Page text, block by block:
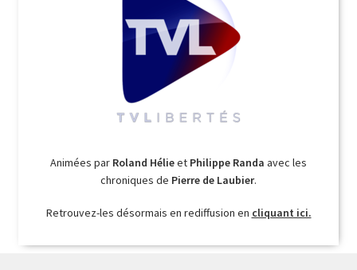
Animées par Roland Hélieet Philippe Randa avec les
chroniques de Pierre de Laubier.
Retrouvez-les désormais en rediffusion en cliquant ici.